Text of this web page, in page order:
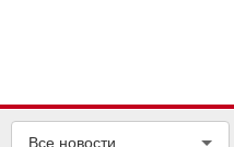
Все новости